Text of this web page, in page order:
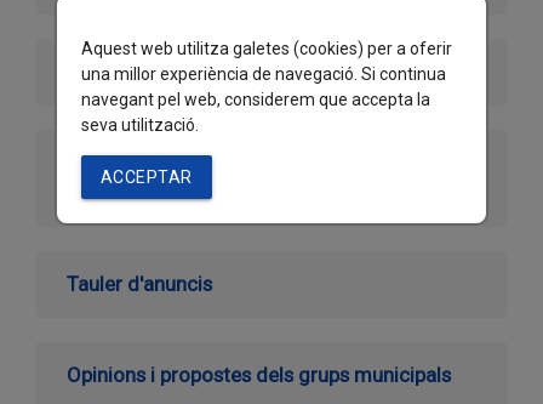
Aquest web utilitza galetes (cookies) per a oferir
una millor experiència de navegació. Si continua
navegant pel web, considerem que accepta la
seva utilització.
ACCEPTAR
Resolucions judicials
Actes administratius amb incidència al
domini públic
Tauler d'anuncis
Opinions i propostes dels grups municipals